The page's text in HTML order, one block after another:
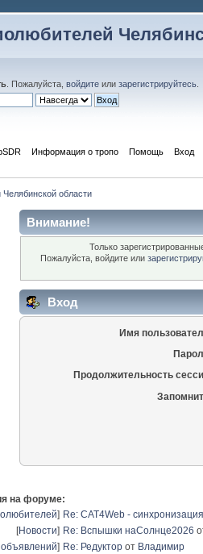
. Пожалуйста, войдите или зарегистрируйтесь
Информация о тропо Помощь Вход
области
Внимание!
Только
Пожалуйста, войдите или
Вход
Имя
Продолжительность
на форуме:
] Re: CAT4Web -
[Новости] Re: Вспышки наСолнце2026
] Re: Редуктор от Владимир